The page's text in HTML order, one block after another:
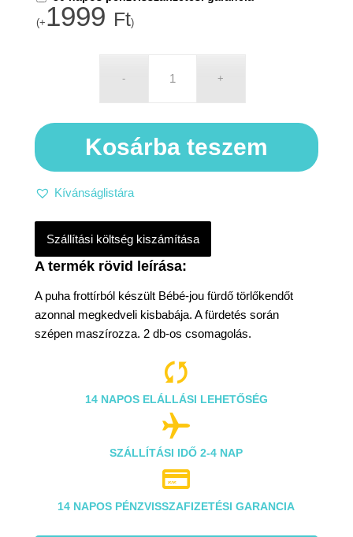
A puha frottírból készült Bébé-jou fürdő törlőkendőt
azonnal megkedveli kisbabája. A fürdetés során
szépen maszírozza. 2 db-os csomagolás.
(+ 1999 Ft)
Kosárba teszem
Kívánságlistára
Szállítási költség kiszámítása

14 NAPOS ELÁLLÁSI LEHETŐSÉG

SZÁLLÍTÁSI IDŐ 2-4 NAP

14 NAPOS PÉNZVISSZAFIZETÉSI GARANCIA